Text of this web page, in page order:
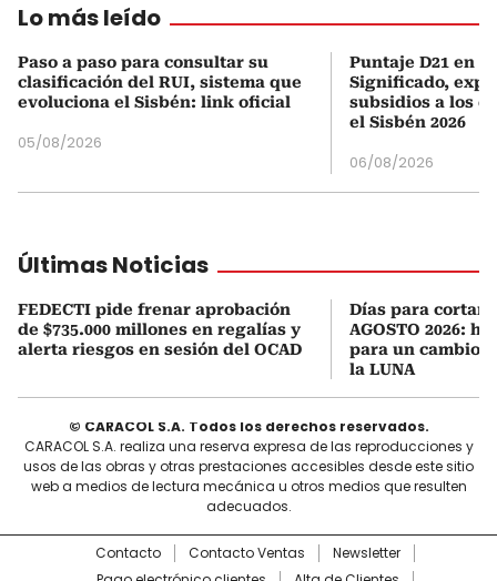
Lo más leído
Paso a paso para consultar su
clasificación del RUI, sistema que
evoluciona el Sisbén: link oficial
05/08/2026
Puntaje D21 en
Significado,
subsidios a los
el Sisbén 2026
06/08/2026
Últimas Noticias
FEDECTI pide frenar aprobación
de $735.000 millones en regalías y
alerta riesgos en sesión del OCAD
Días para
AGOSTO 2026:
para un cambio
la LUNA
© CARACOL S.A. Todos los derechos reservados.
CARACOL S.A. realiza una reserva expresa de las reproducciones y
usos de las obras y otras prestaciones accesibles desde este sitio
web a medios de lectura mecánica u otros medios que resulten
adecuados.
Contacto Contacto Ventas
Newsletter